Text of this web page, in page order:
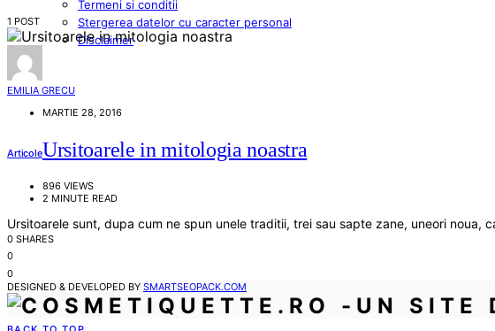
Termeni si conditii
Stergerea datelor cu caracter personal
Disclaimer
1 POST
EMILIA GRECU
MARTIE 28, 2016
ArticoleUrsitoarele in mitologia noastra
896 VIEWS
2 MINUTE READ
Ursitoarele sunt, dupa cum ne spun unele traditii, trei sau sapte zane, uneori noua,
0 SHARES
0
0
DESIGNED & DEVELOPED BY SMARTSEOPACK.COM